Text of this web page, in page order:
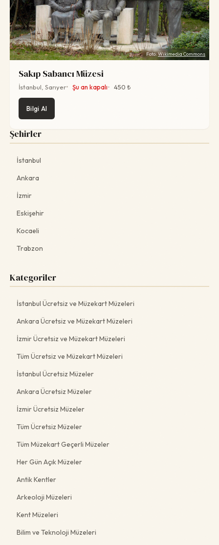
Foto:Wikimedia Commons
Sakıp Sabancı Müzesi
İstanbul, Sarıyer Şu an kapalı 450 ₺
Bilgi Al
Şehirler
İstanbul
Ankara
İzmir
Eskişehir
Kocaeli
Trabzon
Kategoriler
İstanbul Ücretsiz ve Müzekart Müzeleri
Ankara Ücretsiz ve Müzekart Müzeleri
İzmir Ücretsiz ve Müzekart Müzeleri
Tüm Ücretsiz ve Müzekart Müzeleri
İstanbul Ücretsiz Müzeler
Ankara Ücretsiz Müzeler
İzmir Ücretsiz Müzeler
Tüm Ücretsiz Müzeler
Tüm Müzekart Geçerli Müzeler
Her Gün Açık Müzeler
Antik Kentler
Arkeoloji Müzeleri
Kent Müzeleri
Bilim ve Teknoloji Müzeleri